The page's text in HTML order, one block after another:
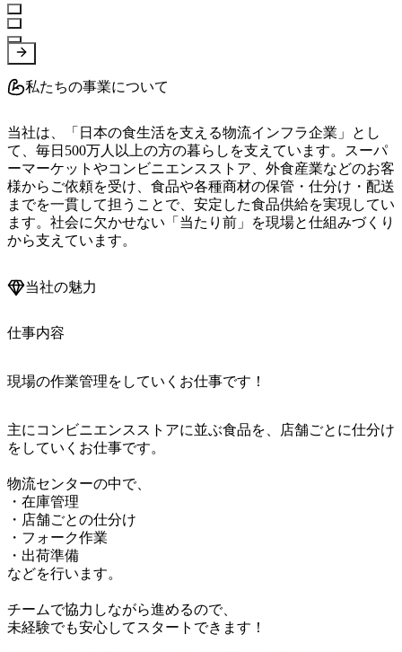
私たちの事業について
当社は、「日本の食生活を支える物流インフラ企業」とし
て、毎日500万人以上の方の暮らしを支えています。スーパ
ーマーケットやコンビニエンスストア、外食産業などのお客
様からご依頼を受け、食品や各種商材の保管・仕分け・配送
までを一貫して担うことで、安定した食品供給を実現してい
ます。社会に欠かせない「当たり前」を現場と仕組みづくり
から支えています。
当社の魅力
仕事内容
現場の作業管理をしていくお仕事です！
主にコンビニエンスストアに並ぶ食品を、店舗ごとに仕分け
をしていくお仕事です。
物流センターの中で、
・在庫管理
・店舗ごとの仕分け
・フォーク作業
・出荷準備
などを行います。
チームで協力しながら進めるので、
未経験でも安心してスタートできます！